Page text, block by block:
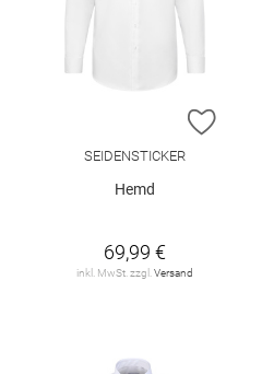
WUNSCHLISTE HINZUFÜGEN
ZUR
SEIDENSTICKER
Hemd
69,99 €
inkl. MwSt. zzgl. Versand